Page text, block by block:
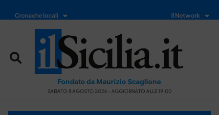
Cronache locali Il Network
Fondato da Maurizio Scaglione
SABATO 8 AGOSTO 2026 - AGGIORNATO ALLE 19:00